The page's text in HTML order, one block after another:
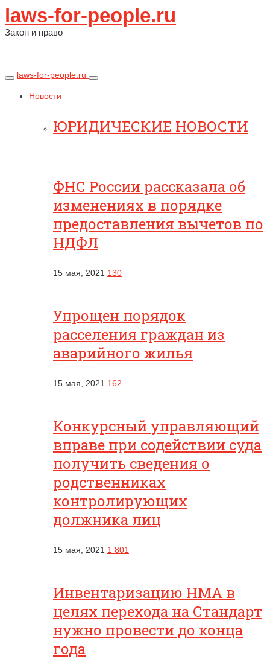
laws-for-people.ru
Закон и право
laws-for-people.ru
Новости
ЮРИДИЧЕСКИЕ НОВОСТИ
ФНС России рассказала об
изменениях в порядке
предоставления вычетов по
НДФЛ
15 мая, 2021 130
Упрощен порядок
расселения граждан из
аварийного жилья
15 мая, 2021 162
Конкурсный управляющий
вправе при содействии суда
получить сведения о
родственниках
контролирующих
должника лиц
15 мая, 2021 1 801
Инвентаризацию НМА в
целях перехода на Стандарт
нужно провести до конца
года